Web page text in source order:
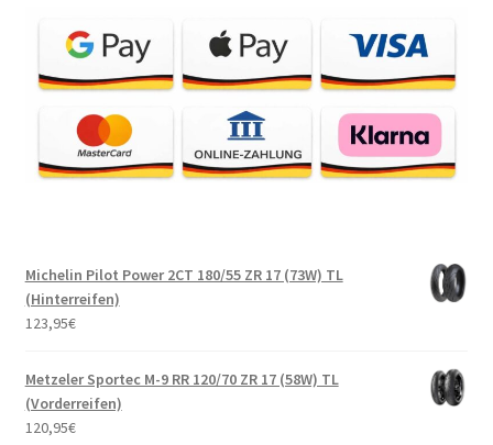
Michelin Pilot Power 2CT 180/55 ZR 17 (73W) TL
(Hinterreifen)
123,95€
Metzeler Sportec M-9 RR 120/70 ZR 17 (58W) TL
(Vorderreifen)
120,95€